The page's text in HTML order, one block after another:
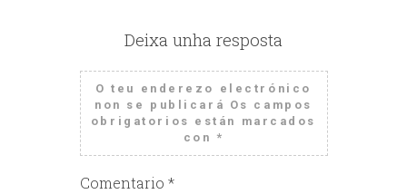
Deixa unha resposta
O teu enderezo electrónico
non se publicará Os campos
obrigatorios están marcados
con *
Comentario *